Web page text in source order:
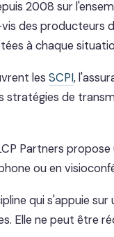
2008 sur
des producteurs
à chaque
les SCPI,
stratégies de
Partners
ou en
qui s'appuie
Elle ne peut être